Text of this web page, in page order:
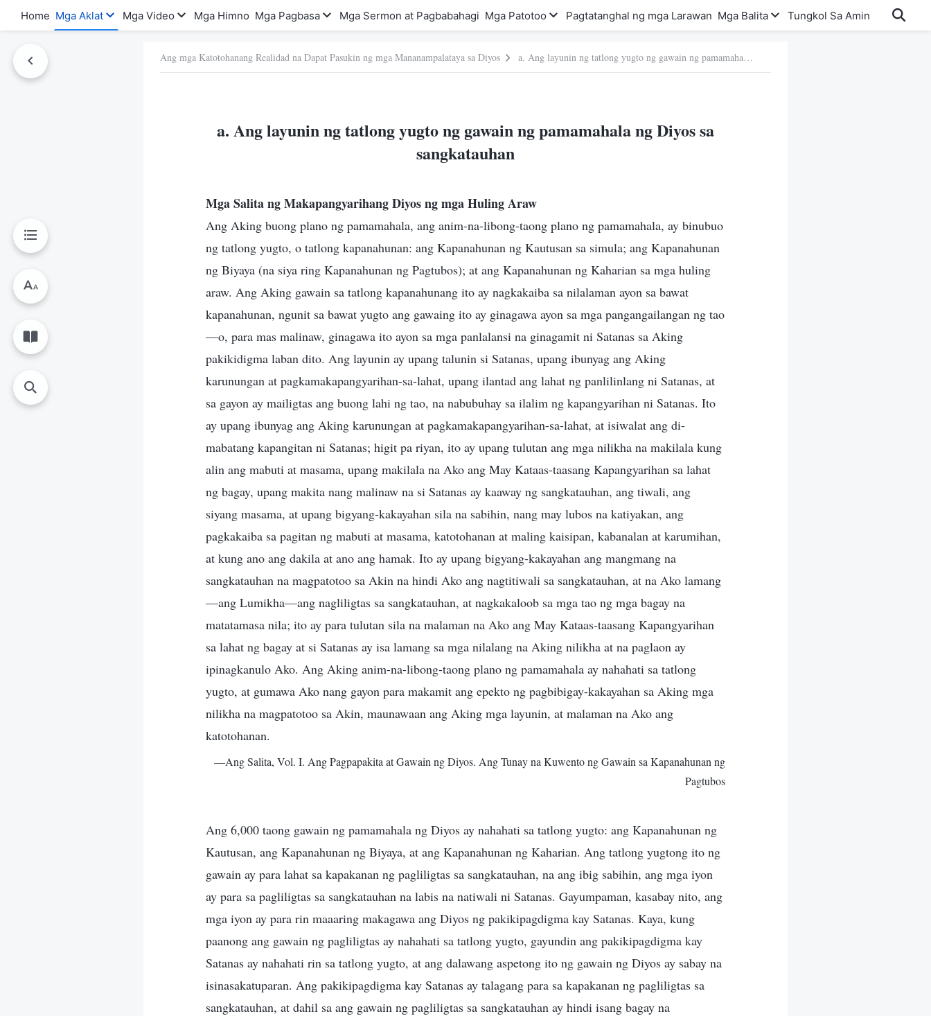
Home Mga Aklat Mga Video Mga Himno Mga Pagbasa Mga Sermon at Pagbabahagi Mga Patotoo Pagtatanghal ng mga Larawan Mga Balita Tungkol Sa Amin
Ang mga Katotohanang Realidad na Dapat Pasukin ng mga Mananampalataya sa Diyos a. Ang layunin ng tatlong yugto ng gawain ng pamamahala ng Diyos sa sangkatauhan
a. Ang layunin ng tatlong yugto ng gawain ng pamamahala ng Diyos sa
sangkatauhan
Mga Salita ng Makapangyarihang Diyos ng mga Huling Araw
Ang Aking buong plano ng pamamahala, ang anim-na-libong-taong plano ng pamamahala, ay binubuo
ng tatlong yugto, o tatlong kapanahunan: ang Kapanahunan ng Kautusan sa simula; ang Kapanahunan
ng Biyaya (na siya ring Kapanahunan ng Pagtubos); at ang Kapanahunan ng Kaharian sa mga huling
araw. Ang Aking gawain sa tatlong kapanahunang ito ay nagkakaiba sa nilalaman ayon sa bawat
kapanahunan, ngunit sa bawat yugto ang gawaing ito ay ginagawa ayon sa mga pangangailangan ng tao
—o, para mas malinaw, ginagawa ito ayon sa mga panlalansi na ginagamit ni Satanas sa Aking
pakikidigma laban dito. Ang layunin ay upang talunin si Satanas, upang ibunyag ang Aking
karunungan at pagkamakapangyarihan-sa-lahat, upang ilantad ang lahat ng panlilinlang ni Satanas, at
sa gayon ay mailigtas ang buong lahi ng tao, na nabubuhay sa ilalim ng kapangyarihan ni Satanas. Ito
ay upang ibunyag ang Aking karunungan at pagkamakapangyarihan-sa-lahat, at isiwalat ang di-
mabatang kapangitan ni Satanas; higit pa riyan, ito ay upang tulutan ang mga nilikha na makilala kung
alin ang mabuti at masama, upang makilala na Ako ang May Kataas-taasang Kapangyarihan sa lahat
ng bagay, upang makita nang malinaw na si Satanas ay kaaway ng sangkatauhan, ang tiwali, ang
siyang masama, at upang bigyang-kakayahan sila na sabihin, nang may lubos na katiyakan, ang
pagkakaiba sa pagitan ng mabuti at masama, katotohanan at maling kaisipan, kabanalan at karumihan,
at kung ano ang dakila at ano ang hamak. Ito ay upang bigyang-kakayahan ang mangmang na
sangkatauhan na magpatotoo sa Akin na hindi Ako ang nagtitiwali sa sangkatauhan, at na Ako lamang
—ang Lumikha—ang nagliligtas sa sangkatauhan, at nagkakaloob sa mga tao ng mga bagay na
matatamasa nila; ito ay para tulutan sila na malaman na Ako ang May Kataas-taasang Kapangyarihan
sa lahat ng bagay at si Satanas ay isa lamang sa mga nilalang na Aking nilikha at na paglaon ay
ipinagkanulo Ako. Ang Aking anim-na-libong-taong plano ng pamamahala ay nahahati sa tatlong
yugto, at gumawa Ako nang gayon para makamit ang epekto ng pagbibigay-kakayahan sa Aking mga
nilikha na magpatotoo sa Akin, maunawaan ang Aking mga layunin, at malaman na Ako ang
katotohanan.
—Ang Salita, Vol. I. Ang Pagpapakita at Gawain ng Diyos. Ang Tunay na Kuwento ng Gawain sa Kapanahunan ng
Pagtubos
Ang 6,000 taong gawain ng pamamahala ng Diyos ay nahahati sa tatlong yugto: ang Kapanahunan ng
Kautusan, ang Kapanahunan ng Biyaya, at ang Kapanahunan ng Kaharian. Ang tatlong yugtong ito ng
gawain ay para lahat sa kapakanan ng pagliligtas sa sangkatauhan, na ang ibig sabihin, ang mga iyon
ay para sa pagliligtas sa sangkatauhan na labis na natiwali ni Satanas. Gayumpaman, kasabay nito, ang
mga iyon ay para rin maaaring makagawa ang Diyos ng pakikipagdigma kay Satanas. Kaya, kung
paanong ang gawain ng pagliligtas ay nahahati sa tatlong yugto, gayundin ang pakikipagdigma kay
Satanas ay nahahati rin sa tatlong yugto, at ang dalawang aspetong ito ng gawain ng Diyos ay sabay na
isinasakatuparan. Ang pakikipagdigma kay Satanas ay talagang para sa kapakanan ng pagliligtas sa
sangkatauhan, at dahil sa ang gawain ng pagliligtas sa sangkatauhan ay hindi isang bagay na